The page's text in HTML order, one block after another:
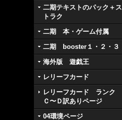
二期テキストのパック＋ス
トラク
二期 本・ゲーム付属
二期 booster１・２・３
海外版 遊戯王
レリーフカード
レリーフカード ランク
Ｃ〜Ｄ訳ありページ
04環境ページ